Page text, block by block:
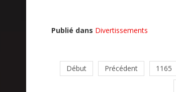
Publié dans Divertissements
Début Précédent 1165